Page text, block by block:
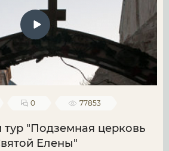
0 77853
тур "Подземная церковь
Елены"